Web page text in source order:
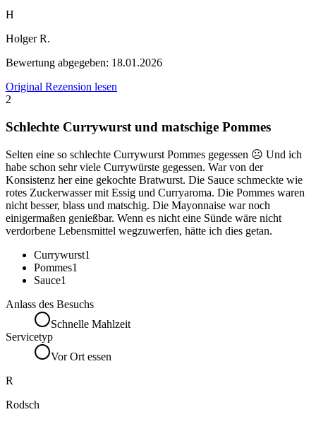
H
Holger R.
Bewertung abgegeben: 18.01.2026
Original Rezension lesen
2
Schlechte Currywurst und matschige Pommes
Selten eine so schlechte Currywurst Pommes gegessen ☹️ Und ich
habe schon sehr viele Currywürste gegessen. War von der
Konsistenz her eine gekochte Bratwurst. Die Sauce schmeckte wie
rotes Zuckerwasser mit Essig und Curryaroma. Die Pommes waren
nicht besser, blass und matschig. Die Mayonnaise war noch
einigermaßen genießbar. Wenn es nicht eine Sünde wäre nicht
verdorbene Lebensmittel wegzuwerfen, hätte ich dies getan.
Currywurst1
Pommes1
Sauce1
Anlass des Besuchs
Schnelle Mahlzeit
Servicetyp
Vor Ort essen
R
Rodsch